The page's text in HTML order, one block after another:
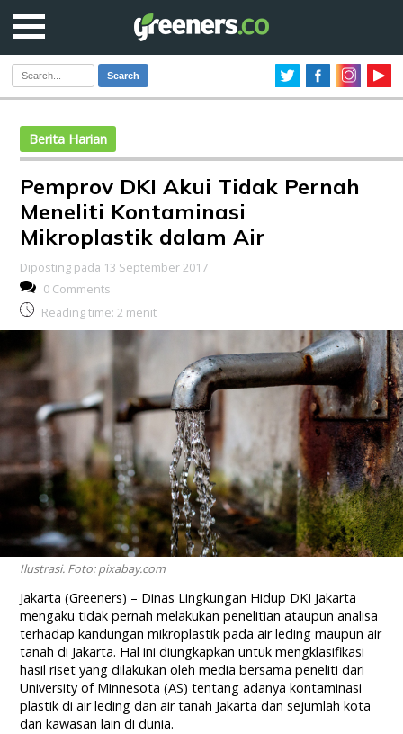
Search
Berita Harian
Pemprov DKI Akui Tidak Pernah
Meneliti Kontaminasi
Mikroplastik dalam Air
Diposting pada 13 September 2017
0 Comments
Reading time: 2 menit
Ilustrasi. Foto: pixabay.com
Jakarta (Greeners) – Dinas Lingkungan Hidup DKI Jakarta
mengaku tidak pernah melakukan penelitian ataupun analisa
terhadap kandungan mikroplastik pada air leding maupun air
tanah di Jakarta. Hal ini diungkapkan untuk mengklasifikasi
hasil riset yang dilakukan oleh media bersama peneliti dari
University of Minnesota (AS) tentang adanya kontaminasi
plastik di air leding dan air tanah Jakarta dan sejumlah kota
dan kawasan lain di dunia.